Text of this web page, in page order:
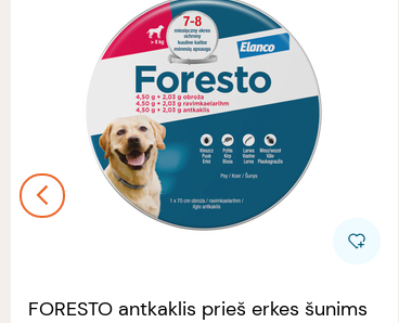
FORESTO antkaklis prieš erkes šunims